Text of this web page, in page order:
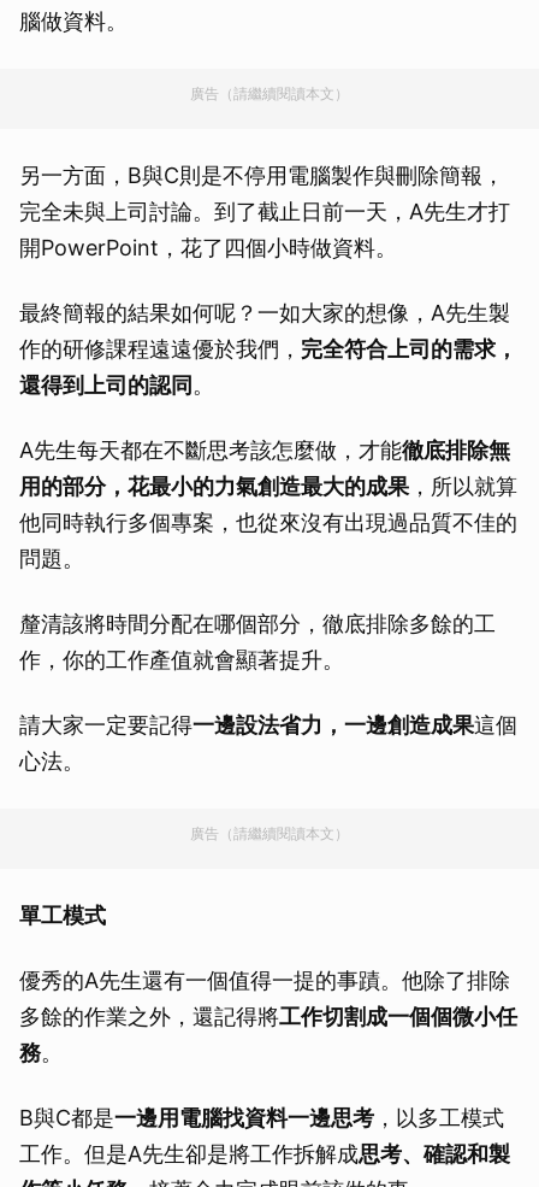
腦做資料。
廣告（請繼續閱讀本文）
另一方面，B與C則是不停用電腦製作與刪除簡報，
完全未與上司討論。到了截止日前一天，A先生才打
開PowerPoint，花了四個小時做資料。
最終簡報的結果如何呢？一如大家的想像，A先生製
作的研修課程遠遠優於我們， 完全符合上司的需求，
還得到上司的認同。
A先生每天都在不斷思考該怎麼做，才能徹底排除無
用的部分，花最小的力氣創造最大的成果，所以就算
他同時執行多個專案，也從來沒有出現過品質不佳的
問題。
釐清該將時間分配在哪個部分，徹底排除多餘的工
作，你的工作產值就會顯著提升。
請大家一定要記得一邊設法省力，一邊創造成果這個
心法。
廣告（請繼續閱讀本文）
單工模式
優秀的A先生還有一個值得一提的事蹟。他除了排除
多餘的作業之外，還記得將工作切割成一個個微小任
務。
B與C都是一邊用電腦找資料一邊思考 ，以多工模式
工作。但是A先生卻是將工作拆解成思考、確認和製